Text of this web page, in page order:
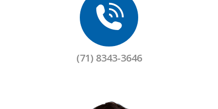
(71) 8343-3646